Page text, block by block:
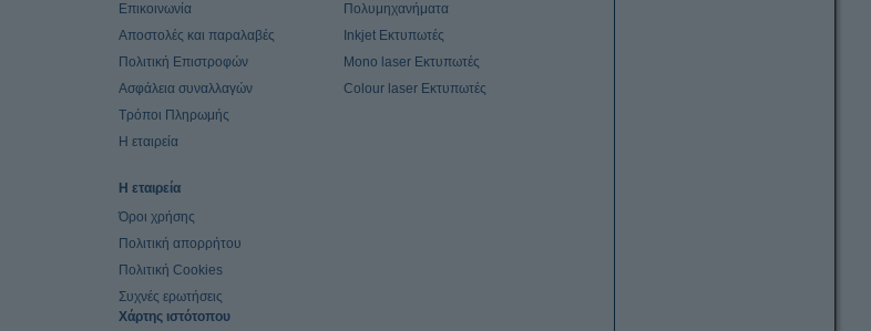
Επικοινωνία
Αποστολές και παραλαβές
Πολιτική Επιστροφών
Ασφάλεια συναλλαγών
Τρόποι Πληρωμής
Η εταιρεία
Πολυμηχανήματα
Inkjet Εκτυπωτές
Mono laser Εκτυπωτές
Colour laser Εκτυπωτές
Η εταιρεία
Όροι χρήσης
Πολιτική απορρήτου
Πολιτική Cookies
Συχνές ερωτήσεις
Χάρτης ιστότοπου